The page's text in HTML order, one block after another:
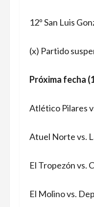
12º San Luis
(x) Partido
Próxima fecha
Atlético Pilares
Atuel Norte vs.
El Tropezón vs.
El Molino vs.